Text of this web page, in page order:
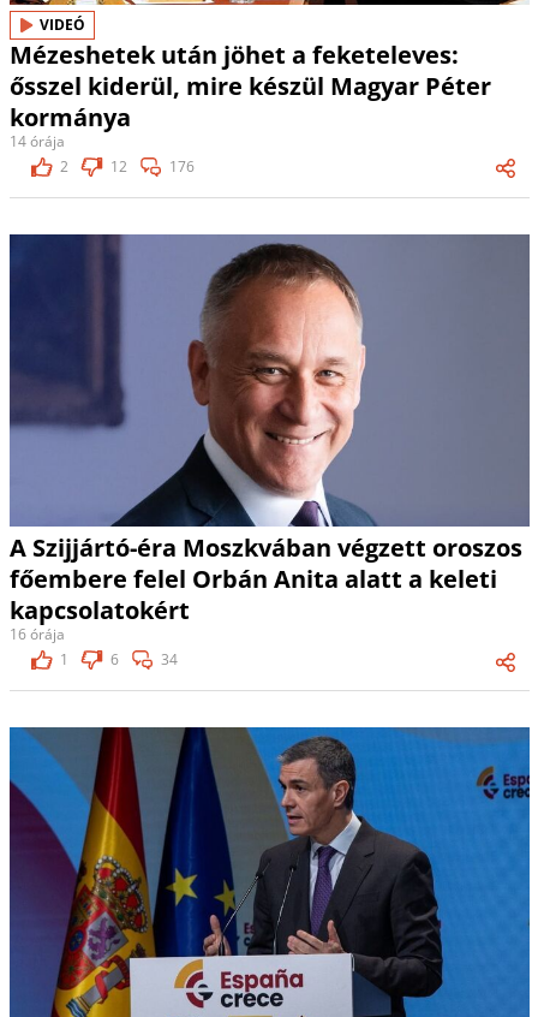
VIDEÓ
Mézeshetek után jöhet a feketeleves:
ősszel kiderül, mire készül Magyar Péter
kormánya
14 órája
2
12 176
A Szijjártó-éra Moszkvában végzett oroszos
főembere felel Orbán Anita alatt a keleti
kapcsolatokért
16 órája
1
6 34